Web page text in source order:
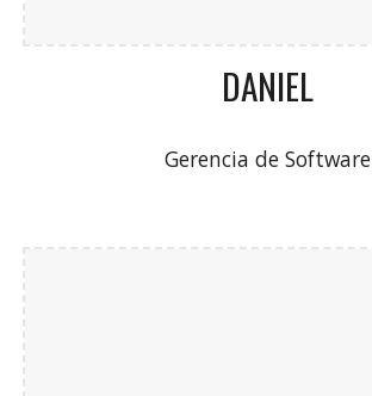
DANIEL
Gerencia de Software